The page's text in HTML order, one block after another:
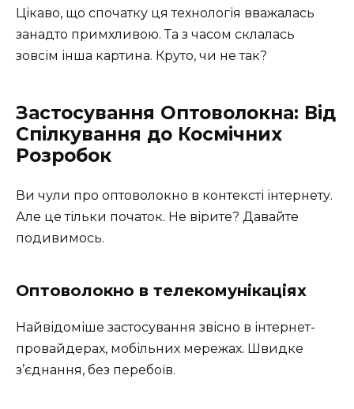
Цікаво, що спочатку ця технологія вважалась
занадто примхливою. Та з часом склалась
зовсім інша картина. Круто, чи не так?
Застосування Оптоволокна: Від
Спілкування до Космічних
Розробок
Ви чули про оптоволокно в контексті інтернету.
Але це тільки початок. Не вірите? Давайте
подивимось.
Оптоволокно в телекомунікаціях
Найвідоміше застосування звісно в інтернет-
провайдерах, мобільних мережах. Швидке
з’єднання, без перебоїв.